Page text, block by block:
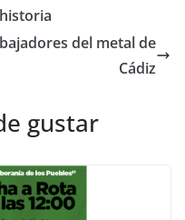
del metal de
Cádiz
gustar